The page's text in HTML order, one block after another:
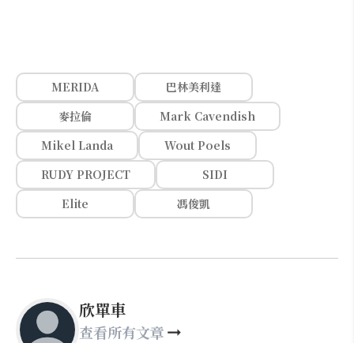
MERIDA
巴林美利達
麥拉倫
Mark Cavendish
Mikel Landa
Wout Poels
RUDY PROJECT
SIDI
Elite
馮俊凱
欣單車
查看所有文章